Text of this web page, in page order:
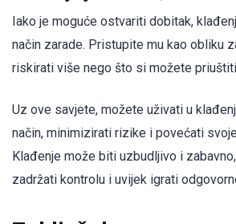
Iako je moguće ostvariti dobitak,
način zarade. Pristupite mu kao obliku
riskirati više nego što si možete
Uz ove savjete, možete uživati u
način, minimizirati rizike i povećati
Klađenje može biti uzbudljivo i
zadržati kontrolu i uvijek igrati